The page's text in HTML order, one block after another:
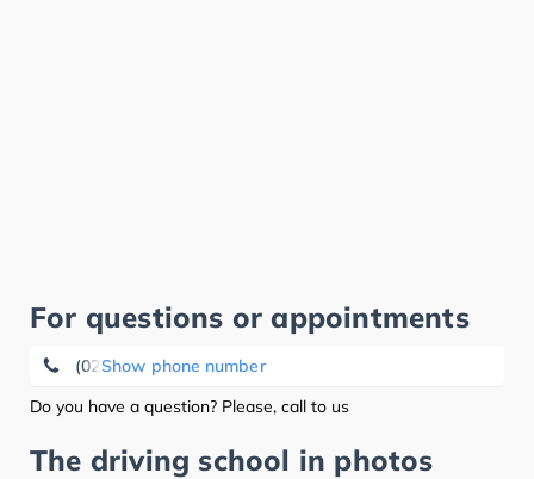
For questions or appointments
Show phone number
(0208) 47 05 48
Do you have a question? Please, call to us
The driving school in photos